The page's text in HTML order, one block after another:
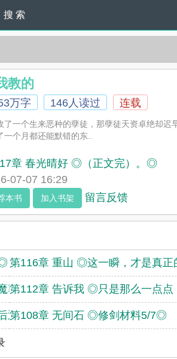
搜 索
教的
万字 146人读过 连载
了一个生来恶种的孽徒，那孽徒天资卓绝却
个月都还能默错的东..
章 春光晴好 ◎（正文完）。◎
07-07 16:29
本书 加入书架 留言反馈
第116章 重山 ◎这一瞬，才是真正
尊来。◎
第112章 告诉我 ◎只是那么一点点
退。◎
第108章 无间石 ◎修剑材料5/7◎